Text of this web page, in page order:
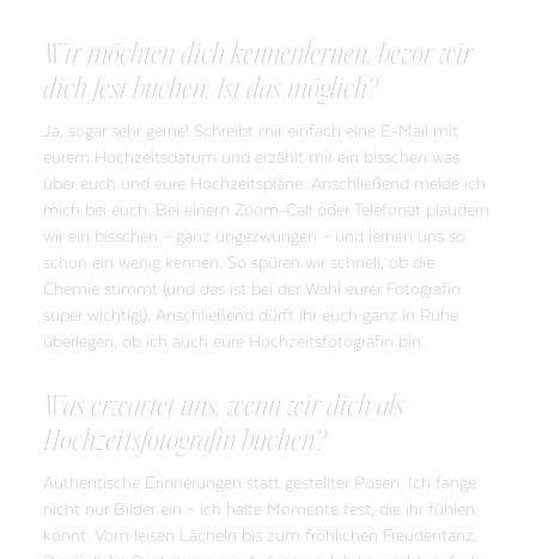
Wir möchten dich kennenlernen, bevor wir
dich fest buchen. Ist das möglich?
Ja, sogar sehr gerne! Schreibt mir einfach eine E-Mail mit
eurem Hochzeitsdatum und erzählt mir ein bisschen was
über euch und eure Hochzeitspläne. Anschließend melde ich
mich bei euch. Bei einem Zoom-Call oder Telefonat plaudern
wir ein bisschen – ganz ungezwungen – und lernen uns so
schon ein wenig kennen. So spüren wir schnell, ob die
Chemie stimmt (und das ist bei der Wahl eurer Fotografin
super wichtig!). Anschließend dürft ihr euch ganz in Ruhe
überlegen, ob ich auch eure Hochzeitsfotografin bin.
Was erwartet uns, wenn wir dich als
Hochzeitsfotografin buchen?
Authentische Erinnerungen statt gestellter Posen: Ich fange
nicht nur Bilder ein – ich halte Momente fest, die ihr fühlen
könnt. Vom leisen Lächeln bis zum fröhlichen Freudentanz.